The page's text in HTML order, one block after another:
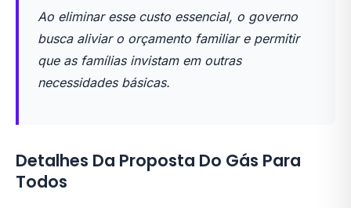
Ao eliminar esse custo essencial, o governo
busca aliviar o orçamento familiar e permitir
que as famílias invistam em outras
necessidades básicas.
Detalhes Da Proposta Do Gás Para
Todos